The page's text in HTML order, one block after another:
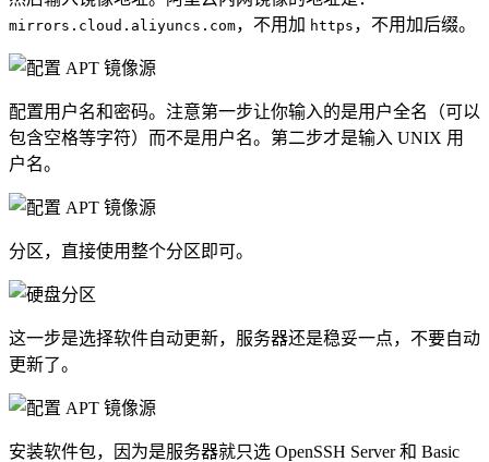
mirrors.cloud.aliyuncs.com，不用加 https ，不用加后缀。
配置用户名和密码。注意第一步让你输入的是用户全名（可以
包含空格等字符）而不是用户名。第二步才是输入 UNIX 用
户名。
分区，直接使用整个分区即可。
这一步是选择软件自动更新，服务器还是稳妥一点，不要自动
更新了。
安装软件包，因为是服务器就只选 OpenSSH Server 和 Basic